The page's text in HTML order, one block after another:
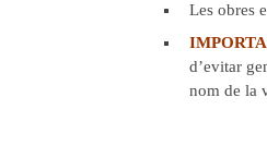
Les obres
d’evitar
nom de la